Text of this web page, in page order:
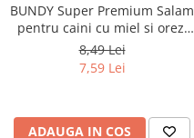
BUNDY Super Premium Salam
pentru caini cu miel si orez,
800g
8,49 Lei
7,59 Lei
ADAUGA IN COS